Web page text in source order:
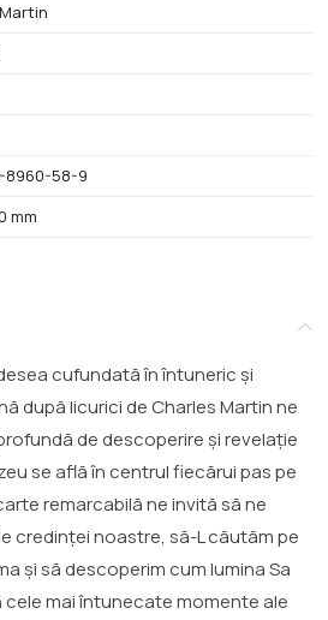
8960-58-9
mm
cufundată în întuneric și
după licurici de Charles Martin ne
de descoperire și revelație
se află în centrul fiecărui pas pe
remarcabilă ne invită să ne
credinței noastre, să-L căutăm pe
și să descoperim cum lumina Sa
mai întunecate momente ale